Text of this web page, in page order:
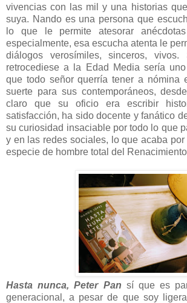
vivencias con las mil y una historias
suya. Nando es una persona que
lo que le permite atesorar
especialmente, esa escucha atenta le
diálogos verosímiles, sinceros,
retrocediese a la Edad Media sería
que todo señor querría tener a nómina
suerte para sus contemporáneos,
claro que su oficio era escribir
satisfacción, ha sido docente y fanático
su curiosidad insaciable por todo lo que
y en las redes sociales, lo que acaba
especie de hombre total del
Hasta nunca, Peter Pan sí que es
generacional, a pesar de que soy